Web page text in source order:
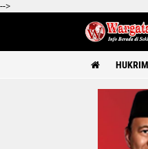
-->
HUKRIM